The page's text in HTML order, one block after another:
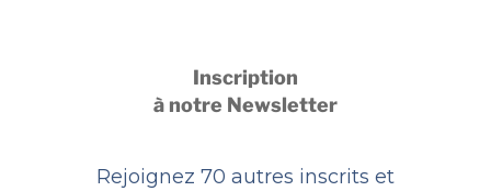
Inscription
à notre Newsletter
Rejoignez 70 autres inscrits et